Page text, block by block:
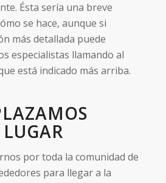
Ésta sería una breve
se hace, aunque si
más detallada puede
especialistas llamando al
está indicado más arriba.
por toda la comunidad de
para llegar a la